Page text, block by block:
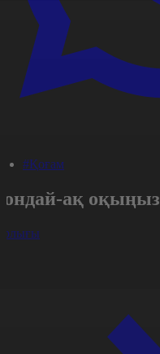
#Қоғам
ақ оқыңыз